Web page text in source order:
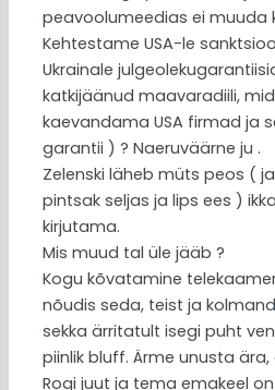
peavoolumeedias ei muuda
Kehtestame USA-le
Ukrainale
katkijäänud maavaradiili,
kaevandama USA firmad ja
garantii ) ? Naeruväärne ju .
Zelenski läheb müts peos (
pintsak seljas ja lips ees )
kirjutama.
Mis muud tal üle jääb ?
Kogu kõvatamine
nõudis seda, teist ja
sekka ärritatult isegi puht
piinlik bluff. Ärme unusta
Rogi juut ja tema emakeel